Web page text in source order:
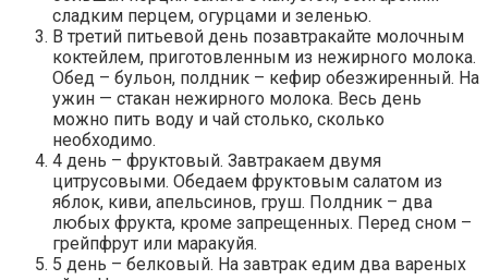
сладким перцем, огурцами и зеленью.
В третий питьевой день позавтракайте молочным
коктейлем, приготовленным из нежирного молока.
Обед – бульон, полдник – кефир обезжиренный. На
ужин — стакан нежирного молока. Весь день
можно пить воду и чай столько, сколько
необходимо.
4 день – фруктовый. Завтракаем двумя
цитрусовыми. Обедаем фруктовым салатом из
яблок, киви, апельсинов, груш. Полдник – два
любых фрукта, кроме запрещенных. Перед сном –
грейпфрут или маракуйя.
5 день – белковый. На завтрак едим два вареных